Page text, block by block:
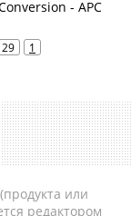
- APC
29 1
или
редактором